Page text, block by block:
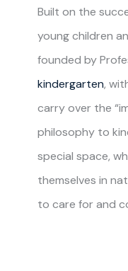
Built on the
young children
founded by
kindergarten,
carry over the
philosophy to
special space,
themselves in
to care for and